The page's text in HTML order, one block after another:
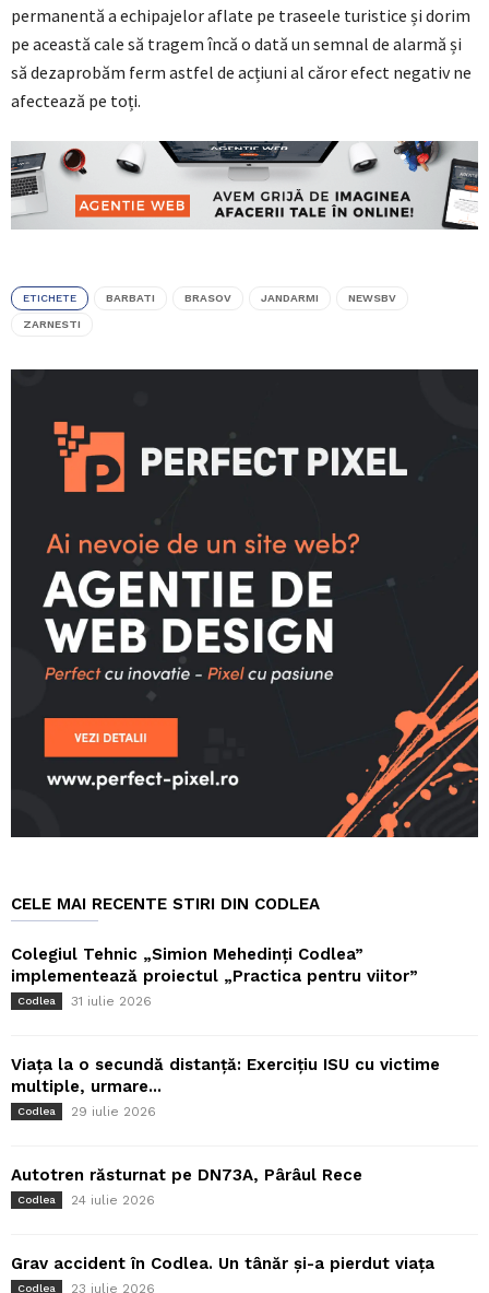
permanentă a echipajelor aflate pe traseele turistice și dorim
pe această cale să tragem încă o dată un semnal de alarmă și
să dezaprobăm ferm astfel de acțiuni al căror efect negativ ne
afectează pe toți.
ETICHETE BARBATI BRASOV JANDARMI NEWSBV
ZARNESTI
CELE MAI RECENTE STIRI DIN CODLEA
Colegiul Tehnic „Simion Mehedinți Codlea”
implementează proiectul „Practica pentru viitor”
Codlea 31 iulie 2026
Viața la o secundă distanță: Exercițiu ISU cu victime
multiple, urmare...
Codlea 29 iulie 2026
Autotren răsturnat pe DN73A, Pârâul Rece
Codlea 24 iulie 2026
Grav accident în Codlea. Un tânăr și-a pierdut viața
Codlea 23 iulie 2026